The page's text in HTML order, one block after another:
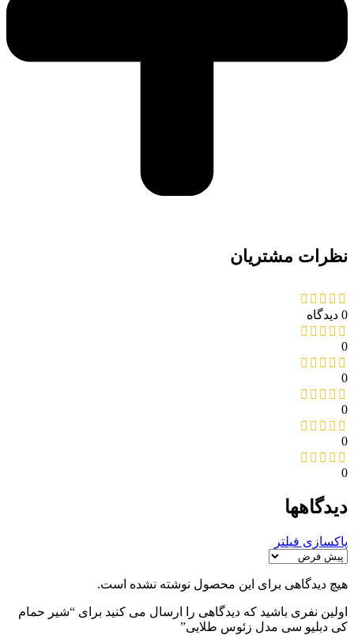
نظرات مشتریان
0 دیدگاه
0
0
0
0
0
دیدگاهها
پاکسازی فیلتر
هیچ دیدگاهی برای این محصول نوشته نشده است.
اولین نفری باشید که دیدگاهی را ارسال می کنید برای “شیر حمام
کی دبلیو سی مدل زئوس طلایی”